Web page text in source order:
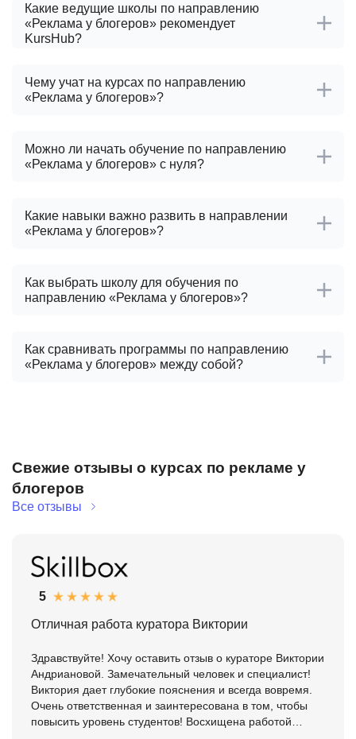
Какие ведущие школы по направлению
«Реклама у блогеров» рекомендует
KursHub?
Чему учат на курсах по направлению
«Реклама у блогеров»?
Можно ли начать обучение по направлению
«Реклама у блогеров» с нуля?
Какие навыки важно развить в направлении
«Реклама у блогеров»?
Как выбрать школу для обучения по
направлению «Реклама у блогеров»?
Как сравнивать программы по направлению
«Реклама у блогеров» между собой?
Свежие отзывы о курсах по рекламе у
блогеров
Все отзывы
5
Отличная работа куратора Виктории
Здравствуйте! Хочу оставить отзыв о кураторе Виктории
Андриановой. Замечательный человек и специалист!
Виктория дает глубокие пояснения и всегда вовремя.
Очень ответственная и заинтересована в том, чтобы
повысить уровень студентов! Восхищена работой